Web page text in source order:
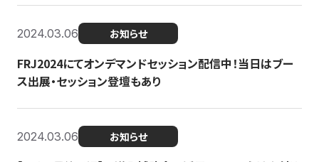
2024.03.06 お知らせ
FRJ2024にてオンデマンドセッション配信中！当日はブー
ス出展・セッション登壇もあり
2024.03.06 お知らせ